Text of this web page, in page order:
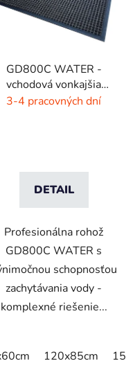
175x115cm
GD800C WATER -
vchodová vonkajšia
rohož - hnedá - čierna
3-4 pracovných dní
DETAIL
Profesionálna rohož
GD800C WATER s
schopnosťou
zachytávania vody -
komplexné riešenie...
120x85cm